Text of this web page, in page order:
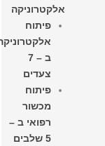
אלקטרוניקה
פיתוח
אלקטרוניקה
ב – 7
צעדים
פיתוח
מכשור
רפואי ב –
5 שלבים